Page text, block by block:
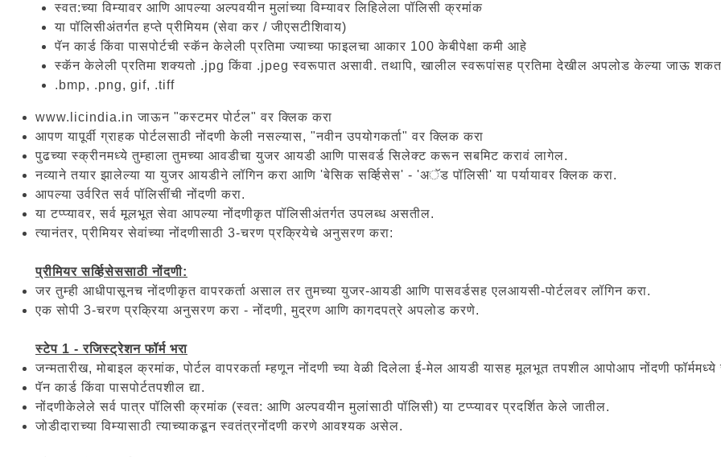
स्वत:च्या विम्यावर आणि आपल्या अल्पवयीन मुलांच्या विम्यावर लिहिलेला पॉलिसी क्रमांक
या पॉलिसीअंतर्गत हप्ते प्रीमियम (सेवा कर / जीएसटीशिवाय)
पॅन कार्ड किंवा पासपोर्टची स्कॅन केलेली प्रतिमा ज्याच्या फाइलचा आकार 100 केबीपेक्षा कमी आहे
स्कॅन केलेली प्रतिमा शक्यतो .jpg किंवा .jpeg स्वरूपात असावी. तथापि, खालील स्वरूपांसह प्रतिमा देखील अपलोड केल्या जाऊ
.bmp, .png, gif, .tiff
www.licindia.in जाऊन "कस्टमर पोर्टल" वर क्लिक करा
आपण यापूर्वी ग्राहक पोर्टलसाठी नोंदणी केली नसल्यास, "नवीन उपयोगकर्ता" वर क्लिक करा
पुढच्या स्क्रीनमध्ये तुम्हाला तुमच्या आवडीचा युजर आयडी आणि पासवर्ड सिलेक्ट करून सबमिट करावं लागेल.
नव्याने तयार झालेल्या या युजर आयडीने लॉगिन करा आणि 'बेसिक सर्व्हिसेस' - 'अॅड पॉलिसी' या पर्यायावर क्लिक करा.
आपल्या उर्वरित सर्व पॉलिसींची नोंदणी करा.
या टप्प्यावर, सर्व मूलभूत सेवा आपल्या नोंदणीकृत पॉलिसीअंतर्गत उपलब्ध असतील.
त्यानंतर, प्रीमियर सेवांच्या नोंदणीसाठी 3-चरण प्रक्रियेचे अनुसरण करा:
प्रीमियर सर्व्हिसेससाठी नोंदणी:
जर तुम्ही आधीपासूनच नोंदणीकृत वापरकर्ता असाल तर तुमच्या युजर-आयडी आणि पासवर्डसह एलआयसी-पोर्टलवर लॉगिन करा.
एक सोपी 3-चरण प्रक्रिया अनुसरण करा - नोंदणी, मुद्रण आणि कागदपत्रे अपलोड करणे.
स्टेप 1 - रजिस्ट्रेशन फॉर्म भरा
जन्मतारीख, मोबाइल क्रमांक, पोर्टल वापरकर्ता म्हणून नोंदणी च्या वेळी दिलेला ई-मेल आयडी यासह मूलभूत तपशील आपोआप नोंदणी
पॅन कार्ड किंवा पासपोर्टतपशील द्या.
नोंदणीकेलेले सर्व पात्र पॉलिसी क्रमांक (स्वत: आणि अल्पवयीन मुलांसाठी पॉलिसी) या टप्प्यावर प्रदर्शित केले जातील.
जोडीदाराच्या विम्यासाठी त्याच्याकडून स्वतंत्रनोंदणी करणे आवश्यक असेल.